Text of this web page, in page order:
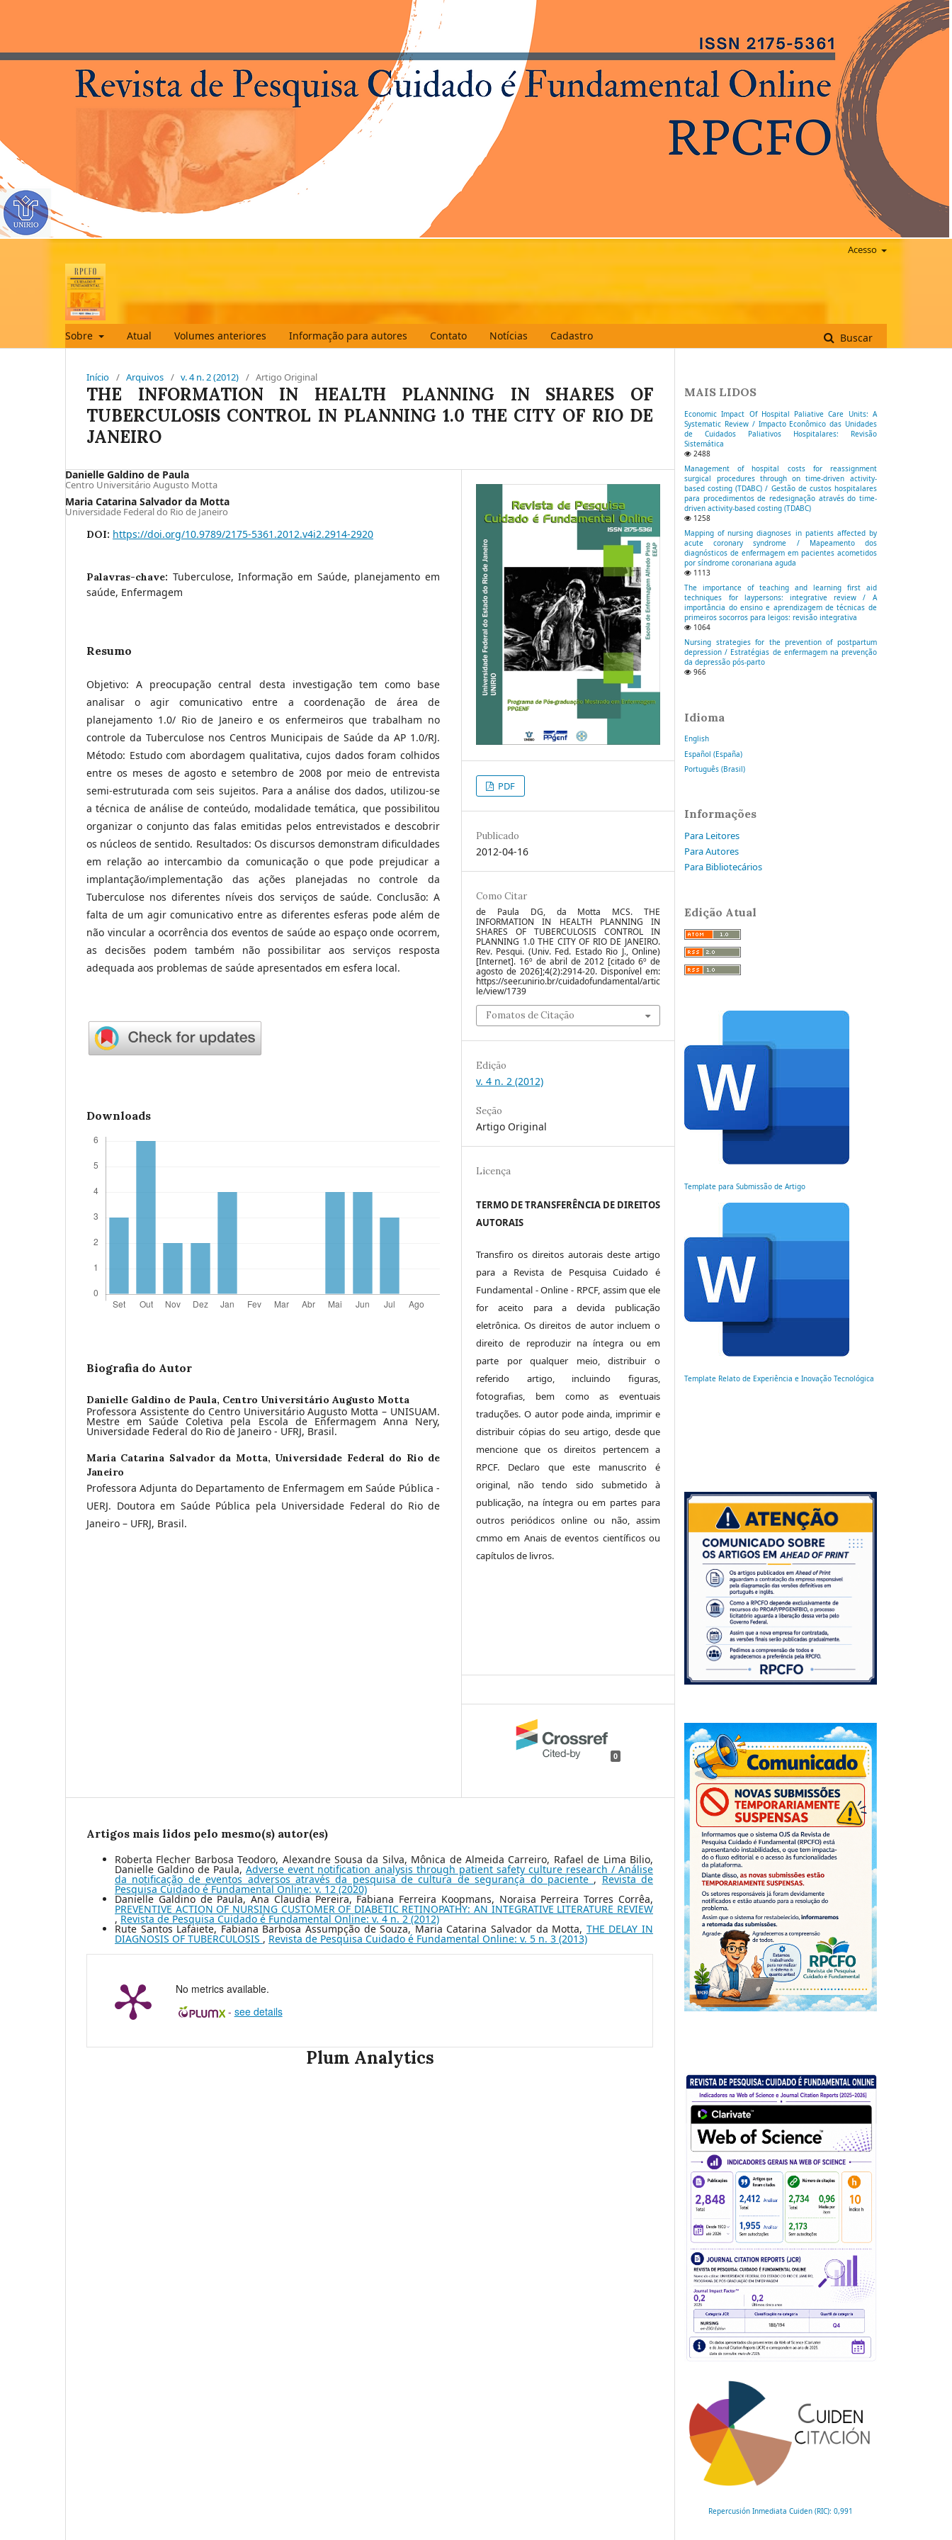
Sobre Atual Volumes anteriores Informação para autores Contato Notícias Cadastro Buscar
Acesso
Início / Arquivos / v. 4 n. 2 (2012) / Artigo Original
THE INFORMATION IN HEALTH PLANNING IN SHARES OF
TUBERCULOSIS CONTROL IN PLANNING 1.0 THE CITY OF RIO DE
JANEIRO
Danielle Galdino de Paula
Centro Universitário Augusto Motta
Maria Catarina Salvador da Motta
Universidade Federal do Rio de Janeiro
DOI: https://doi.org/10.9789/2175-5361.2012.v4i2.2914-2920
Palavras-chave: Tuberculose, Informação em Saúde, planejamento em
saúde, Enfermagem
Resumo
Objetivo: A preocupação central desta investigação tem como base
analisar o agir comunicativo entre a coordenação de área de
planejamento 1.0/ Rio de Janeiro e os enfermeiros que trabalham no
controle da Tuberculose nos Centros Municipais de Saúde da AP 1.0/RJ.
Método: Estudo com abordagem qualitativa, cujos dados foram colhidos
entre os meses de agosto e setembro de 2008 por meio de entrevista
semi-estruturada com seis sujeitos. Para a análise dos dados, utilizou-se
a técnica de análise de conteúdo, modalidade temática, que possibilitou
organizar o conjunto das falas emitidas pelos entrevistados e descobrir
os núcleos de sentido. Resultados: Os discursos demonstram dificuldades
em relação ao intercambio da comunicação o que pode prejudicar a
implantação/implementação das ações planejadas no controle da
Tuberculose nos diferentes níveis dos serviços de saúde. Conclusão: A
falta de um agir comunicativo entre as diferentes esferas pode além de
não vincular a ocorrência dos eventos de saúde ao espaço onde ocorrem,
as decisões podem também não possibilitar aos serviços resposta
adequada aos problemas de saúde apresentados em esfera local.
Downloads
Biografia do Autor
Danielle Galdino de Paula, Centro Universitário Augusto Motta
Professora Assistente do Centro Universitário Augusto Motta – UNISUAM.
Mestre em Saúde Coletiva pela Escola de Enfermagem Anna Nery,
Universidade Federal do Rio de Janeiro - UFRJ, Brasil.
Maria Catarina Salvador da Motta, Universidade Federal do Rio de
Janeiro
Professora Adjunta do Departamento de Enfermagem em Saúde Pública -
UERJ. Doutora em Saúde Pública pela Universidade Federal do Rio de
Janeiro – UFRJ, Brasil.
PDF
Publicado
2012-04-16
Como Citar
de Paula DG, da Motta MCS. THE
INFORMATION IN HEALTH PLANNING IN
SHARES OF TUBERCULOSIS CONTROL IN
PLANNING 1.0 THE CITY OF RIO DE JANEIRO.
Rev. Pesqui. (Univ. Fed. Estado Rio J., Online)
[Internet]. 16º de abril de 2012 [citado 6º de
agosto de 2026];4(2):2914-20. Disponível em:
https://seer.unirio.br/cuidadofundamental/artic
le/view/1739
Fomatos de Citação
Edição
v. 4 n. 2 (2012)
Seção
Artigo Original
Licença
TERMO DE TRANSFERÊNCIA DE DIREITOS
AUTORAIS
Transfiro os direitos autorais deste artigo
para a Revista de Pesquisa Cuidado é
Fundamental - Online - RPCF, assim que ele
for aceito para a devida publicação
eletrônica. Os direitos de autor incluem o
direito de reproduzir na íntegra ou em
parte por qualquer meio, distribuir o
referido artigo, incluindo figuras,
fotografias, bem como as eventuais
traduções. O autor pode ainda, imprimir e
distribuir cópias do seu artigo, desde que
mencione que os direitos pertencem a
RPCF. Declaro que este manuscrito é
original, não tendo sido submetido à
publicação, na íntegra ou em partes para
outros periódicos online ou não, assim
cmmo em Anais de eventos científicos ou
capítulos de livros.
0
Artigos mais lidos pelo mesmo(s) autor(es)
Roberta Flecher Barbosa Teodoro, Alexandre Sousa da Silva, Mônica de Almeida Carreiro, Rafael de Lima Bilio,
Danielle Galdino de Paula,Adverse event notification analysis through patient safety culture research / Análise
da notificação de eventos adversos através da pesquisa de cultura de segurança do paciente,Revista de
Pesquisa Cuidado é Fundamental Online: v. 12 (2020)
Danielle Galdino de Paula, Ana Claudia Pereira, Fabiana Ferreira Koopmans, Noraisa Perreira Torres Corrêa,
PREVENTIVE ACTION OF NURSING CUSTOMER OF DIABETIC RETINOPATHY: AN INTEGRATIVE LITERATURE REVIEW
,Revista de Pesquisa Cuidado é Fundamental Online: v. 4 n. 2 (2012)
Rute Santos Lafaiete, Fabiana Barbosa Assumpção de Souza, Maria Catarina Salvador da Motta, THE DELAY IN
DIAGNOSIS OF TUBERCULOSIS , Revista de Pesquisa Cuidado é Fundamental Online: v. 5 n. 3 (2013)
No metrics available.
- see details
Plum Analytics
MAIS LIDOS
Economic Impact Of Hospital Paliative Care Units: A
Systematic Review / Impacto Econômico das Unidades
de Cuidados Paliativos Hospitalares: Revisão
Sistemática
2488
Management of hospital costs for reassignment
surgical procedures through on time-driven activity-
based costing (TDABC) / Gestão de custos hospitalares
para procedimentos de redesignação através do time-
driven activity-based costing (TDABC)
1258
Mapping of nursing diagnoses in patients affected by
acute coronary syndrome / Mapeamento dos
diagnósticos de enfermagem em pacientes acometidos
por síndrome coronariana aguda
1113
The importance of teaching and learning first aid
techniques for laypersons: integrative review / A
importância do ensino e aprendizagem de técnicas de
primeiros socorros para leigos: revisão integrativa
1064
Nursing strategies for the prevention of postpartum
depression / Estratégias de enfermagem na prevenção
da depressão pós-parto
966
Idioma
English
Español (España)
Português (Brasil)
Informações
Para Leitores
Para Autores
Para Bibliotecários
Edição Atual
Template para Submissão de Artigo
Template Relato de Experiência e Inovação Tecnológica
Repercusión Inmediata Cuiden (RIC): 0,991